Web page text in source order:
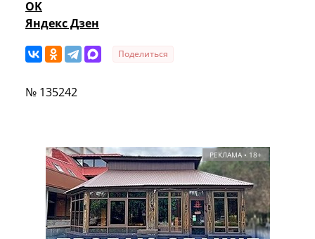
OK
Яндекс Дзен
Поделиться
№ 135242
РЕКЛАМА • 18+